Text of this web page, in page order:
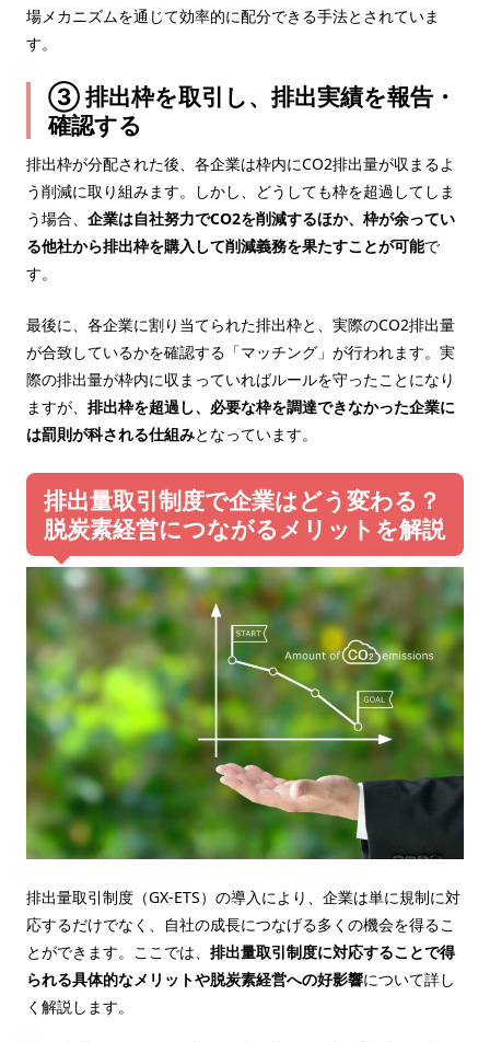
場メカニズムを通じて効率的に配分できる手法とされていま
す。
③ 排出枠を取引し、排出実績を報告・
確認する
排出枠が分配された後、各企業は枠内にCO2排出量が収まるよ
う削減に取り組みます。しかし、どうしても枠を超過してしま
う場合、 企業は自社努力でCO2を削減するほか、枠が余ってい
る他社から排出枠を購入して削減義務を果たすことが可能で
す。
最後に、各企業に割り当てられた排出枠と、実際のCO2排出量
が合致しているかを確認する「マッチング」が行われます。実
際の排出量が枠内に収まっていればルールを守ったことになり
ますが、 排出枠を超過し、必要な枠を調達できなかった企業に
は罰則が科される仕組みとなっています。
排出量取引制度で企業はどう変わる？
脱炭素経営につながるメリットを解説
排出量取引制度（GX-ETS）の導入により、企業は単に規制に対
応するだけでなく、自社の成長につなげる多くの機会を得るこ
とができます。ここでは、 排出量取引制度に対応することで得
られる具体的なメリットや脱炭素経営への好影響について詳し
く解説します。